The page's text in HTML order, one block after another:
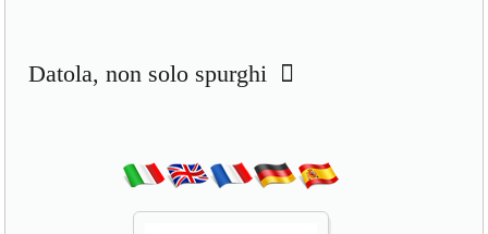
Datola, non solo spurghi